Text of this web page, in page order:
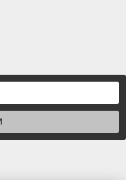
отличаться.